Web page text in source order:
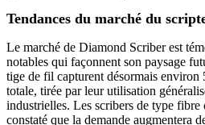
Tendances du marché du
Le marché de Diamond Scriber est
notables qui façonnent son paysage
tige de fil capturent désormais environ
totale, tirée par leur utilisation
industrielles. Les scribers de type fibre
constaté que la demande augmentera